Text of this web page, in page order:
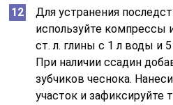
Для устранения
используйте компрессы
ст. л. глины с 1 л воды и 5
При наличии ссадин
зубчиков чеснока.
участок и зафиксируйте